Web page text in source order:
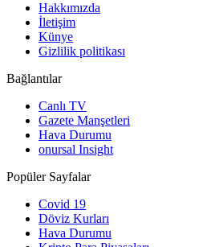
Hakkımızda
İletişim
Künye
Gizlilik politikası
Bağlantılar
Canlı TV
Gazete Manşetleri
Hava Durumu
onursal Insight
Popüler Sayfalar
Covid 19
Döviz Kurları
Hava Durumu